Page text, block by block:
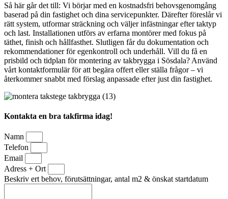
Så här går det till: Vi börjar med en kostnadsfri behovsgenomgång
baserad på din fastighet och dina servicepunkter. Därefter föreslår vi
rätt system, utformar sträckning och väljer infästningar efter taktyp
och last. Installationen utförs av erfarna montörer med fokus på
täthet, finish och hållfasthet. Slutligen får du dokumentation och
rekommendationer för egenkontroll och underhåll. Vill du få en
prisbild och tidplan för montering av takbrygga i Sösdala? Använd
vårt kontaktformulär för att begära offert eller ställa frågor – vi
återkommer snabbt med förslag anpassade efter just din fastighet.
Kontakta en bra takfirma idag!
Namn
Telefon
Email
Adress + Ort
Beskriv ert behov, förutsättningar, antal m2 & önskat startdatum